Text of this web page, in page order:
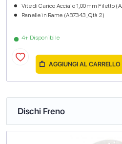
4+ Disponibile
Vite di Carico Acciaio 1,00mm Filetto
Ranelle in Rame (AB7343 , Qtà 2)
AGGIUNGI AL CARRELLO
Dischi Freno